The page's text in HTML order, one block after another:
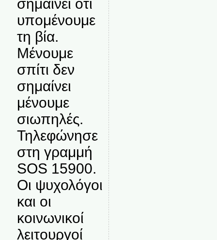
σημαίνει ότι
υπομένουμε
τη βία.
Μένουμε
σπίτι δεν
σημαίνει
μένουμε
σιωπηλές.
Τηλεφώνησε
στη γραμμή
SOS 15900.
Οι ψυχολόγοι
και οι
κοινωνικοί
λειτουργοί